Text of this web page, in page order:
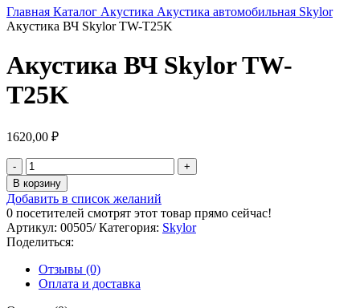
Главная Каталог Акустика Акустика автомобильная Skylor
Акустика ВЧ Skylor TW-T25K
Акустика ВЧ Skylor TW-
T25K
1620,00 ₽
В корзину
Добавить в список желаний
0 посетителей смотрят этот товар прямо сейчас!
Артикул: 00505/Категория: Skylor
Поделиться:
Отзывы (0)
Оплата и доставка